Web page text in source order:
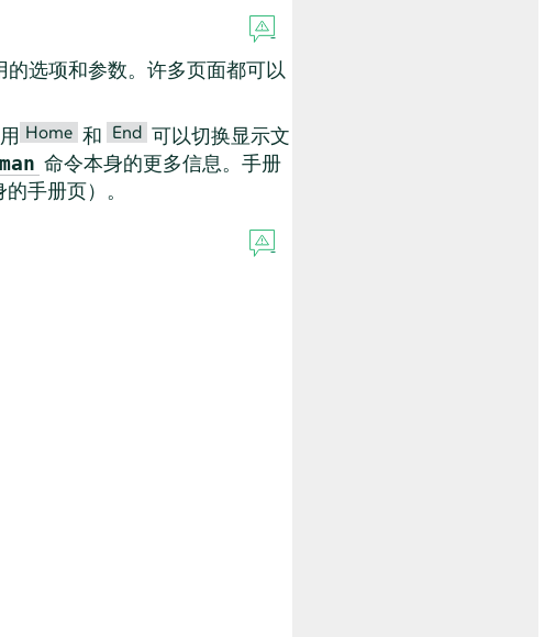
选项和参数。许多页面都可以
Home 和 End 可以切换显示文
man 命令本身的更多信息。手册
手册页）。